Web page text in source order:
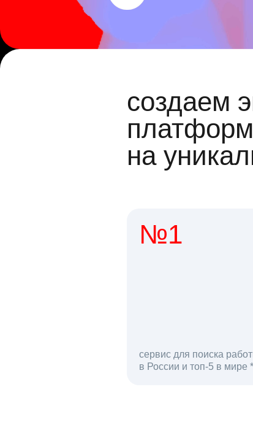
создаем
на
№1
сервис для поиска
в России и топ-5 в мире
откликов на